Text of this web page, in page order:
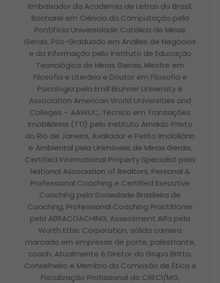
Embaixador da Academia de Letras do Brasil,
Bacharel em Ciência da Computação pela
Pontifícia Universidade Católica de Minas
Gerais, Pós-Graduado em Análise de Negócios
e da Informação pelo Instituto de Educação
Tecnológica de Minas Gerais, Mestre em
Filosofia e Literária e Doutor em Filosofia e
Psicologia pela Emill Brunner University e
Association American World Universities and
Colleges – AAWUC, Técnico em Transações
Imobiliárias (TTI) pelo Instituto Arnaldo Prieto
do Rio de Janeiro, Avaliador e Perito Imobiliário
e Ambiental pela Unimóveis de Minas Gerais,
Certified International Property Specialist pela
National Association of Realtors, Personal &
Professional Coaching e Certified Executive
Coaching pela Sociedade Brasileira de
Coaching, Professional Coaching Practitioner
pela ABRACOACHING, Assessment Alfa pela
Worth Ethic Corporation, sólida carreira
marcada em empresas de porte, palestrante,
coach. Atualmente é Diretor do Grupo Britto,
Conselheiro e Membro da Comissão de Ética e
Fiscalização Profissional do CRECI/MG,